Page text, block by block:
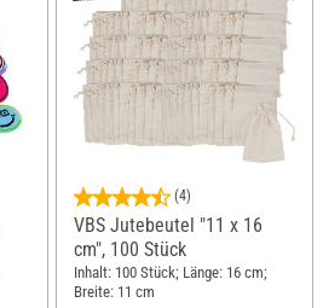
(4)
VBS Jutebeutel "11 x 16
cm", 100 Stück
Inhalt: 100 Stück; Länge: 16 cm;
Breite: 11 cm